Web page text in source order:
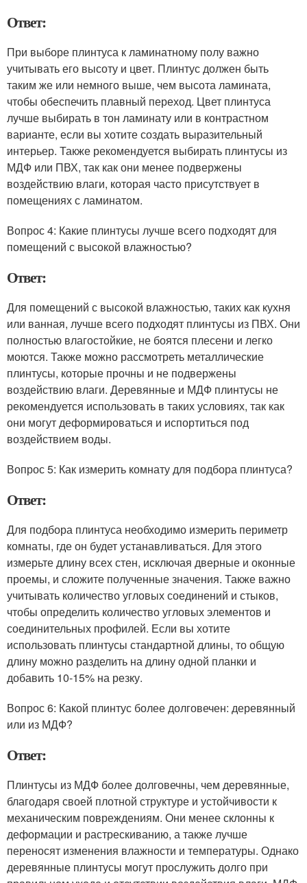
Ответ:
При выборе плинтуса к ламинатному полу важно
учитывать его высоту и цвет. Плинтус должен быть
таким же или немного выше, чем высота ламината,
чтобы обеспечить плавный переход. Цвет плинтуса
лучше выбирать в тон ламинату или в контрастном
варианте, если вы хотите создать выразительный
интерьер. Также рекомендуется выбирать плинтусы из
МДФ или ПВХ, так как они менее подвержены
воздействию влаги, которая часто присутствует в
помещениях с ламинатом.
Вопрос 4: Какие плинтусы лучше всего подходят для
помещений с высокой влажностью?
Ответ:
Для помещений с высокой влажностью, таких как кухня
или ванная, лучше всего подходят плинтусы из ПВХ. Они
полностью влагостойкие, не боятся плесени и легко
моются. Также можно рассмотреть металлические
плинтусы, которые прочны и не подвержены
воздействию влаги. Деревянные и МДФ плинтусы не
рекомендуется использовать в таких условиях, так как
они могут деформироваться и испортиться под
воздействием воды.
Вопрос 5: Как измерить комнату для подбора плинтуса?
Ответ:
Для подбора плинтуса необходимо измерить периметр
комнаты, где он будет устанавливаться. Для этого
измерьте длину всех стен, исключая дверные и оконные
проемы, и сложите полученные значения. Также важно
учитывать количество угловых соединений и стыков,
чтобы определить количество угловых элементов и
соединительных профилей. Если вы хотите
использовать плинтусы стандартной длины, то общую
длину можно разделить на длину одной планки и
добавить 10-15% на резку.
Вопрос 6: Какой плинтус более долговечен: деревянный
или из МДФ?
Ответ:
Плинтусы из МДФ более долговечны, чем деревянные,
благодаря своей плотной структуре и устойчивости к
механическим повреждениям. Они менее склонны к
деформации и растрескиванию, а также лучше
переносят изменения влажности и температуры. Однако
деревянные плинтусы могут прослужить долго при